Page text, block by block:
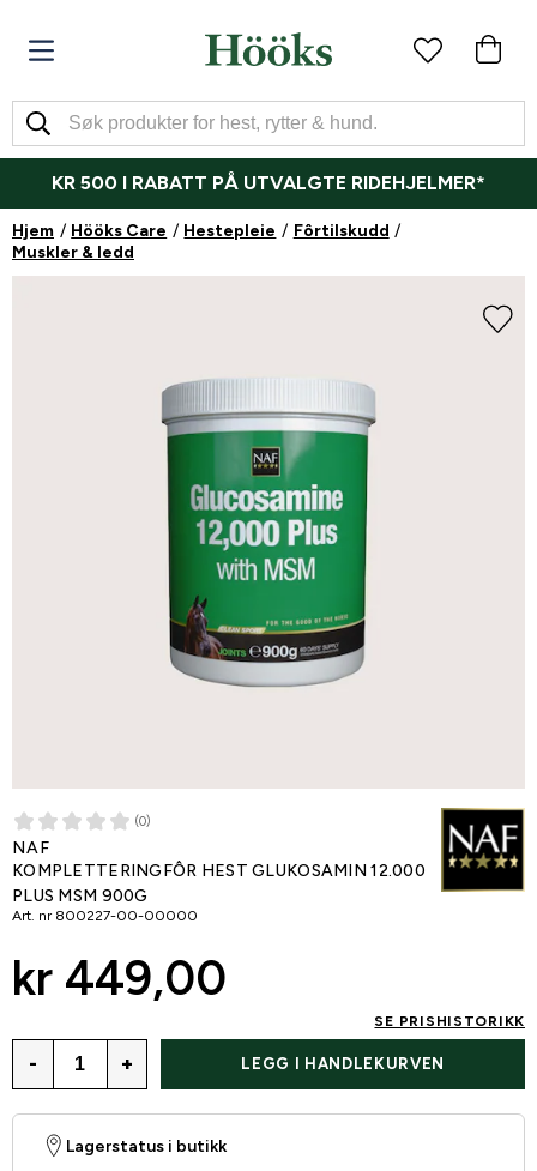
KR 500 I RABATT PÅ UTVALGTE RIDEHJELMER*
Hjem Hööks Care Hestepleie
Fôrtilskudd
Muskler & ledd
(0)
NAF
KOMPLETTERINGFÔR HEST GLUKOSAMIN 12.000
PLUS MSM 900G
Art. nr 800227-00-00000
kr 449,00
SE PRISHISTORIKK
- + LEGG I HANDLEKURVEN
Lagerstatus i butikk